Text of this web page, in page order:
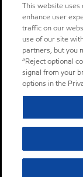
This website
enhance user
traffic on our
use of our site
partners, but you
“Reject optional
signal from your
options in the